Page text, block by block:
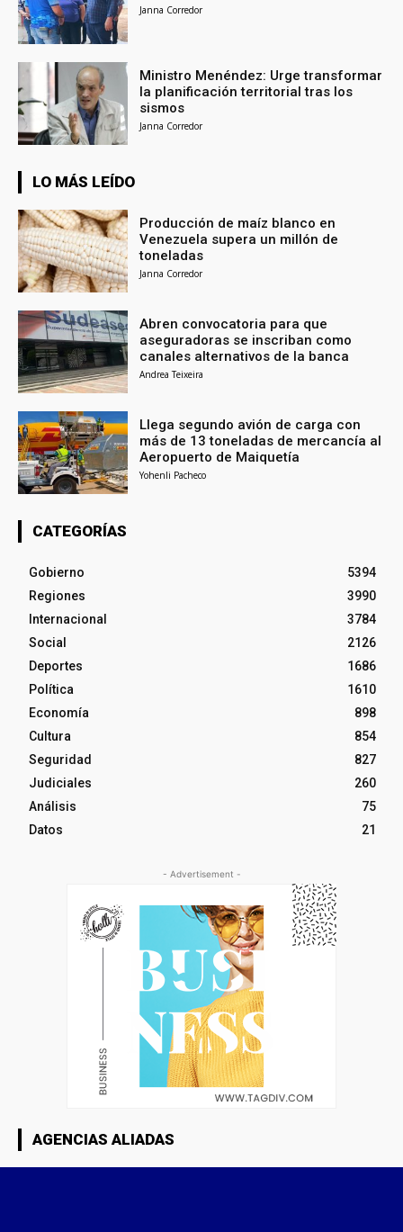
Janna Corredor
Ministro Menéndez: Urge transformar
la planificación territorial tras los
sismos
Janna Corredor
LO MÁS LEÍDO
Producción de maíz blanco en
Venezuela supera un millón de
toneladas
Janna Corredor
Abren convocatoria para que
aseguradoras se inscriban como
canales alternativos de la banca
Andrea Teixeira
Llega segundo avión de carga con
más de 13 toneladas de mercancía al
Aeropuerto de Maiquetía
Yohenli Pacheco
CATEGORÍAS
Gobierno
5394
Regiones
3990
Internacional
3784
Social
2126
Deportes
1686
Política
1610
Economía
898
Cultura
854
Seguridad
827
Judiciales
260
Análisis
75
Datos
21
- Advertisement -
AGENCIAS ALIADAS